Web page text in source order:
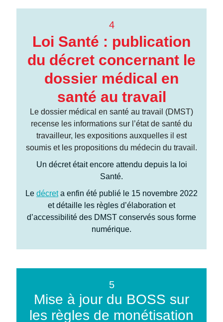
4
Loi Santé : publication
du décret concernant le
dossier médical en
santé au travail
Le dossier médical en santé au travail (DMST)
recense les informations sur l’état de santé du
travailleur, les expositions auxquelles il est
soumis et les propositions du médecin du travail.
Un décret était encore attendu depuis la loi
Santé.
Le décreta enfin été publié le 15 novembre 2022
et détaille les règles d’élaboration et
d’accessibilité des DMST conservés sous forme
numérique.
5
Mise à jour du BOSS sur
les règles de monétisation